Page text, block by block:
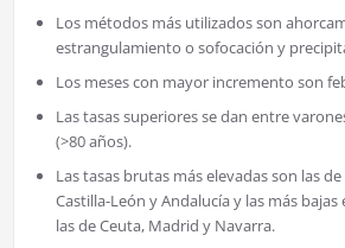
Los métodos más utilizados son
estrangulamiento o sofocación y
Los meses con mayor incremento son
Lastasas superioresse dan entre
(>80 años).
Las tasas brutas más elevadasson las de
Castilla-León y Andalucíay las más bajas
las de Ceuta, Madrid y Navarra.